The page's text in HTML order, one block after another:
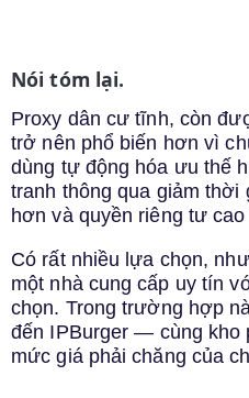
Nói tóm lại.
Proxy dân cư tĩnh, còn
trở nên phổ biến hơn vì
dùng tự động hóa ưu thế
tranh thông qua giảm thời
hơn và quyền riêng tư
Có rất nhiều lựa chọn,
một nhà cung cấp uy tín
chọn. Trong trường hợp
đến IPBurger — cùng kho
mức giá phải chăng của